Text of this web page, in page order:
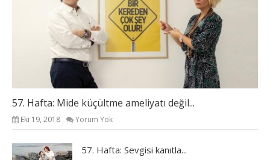
57. Hafta: Mide küçültme ameliyatı değil...
Eki 19, 2018 Yorum Yok
57. Hafta: Sevgisi kanıtla...